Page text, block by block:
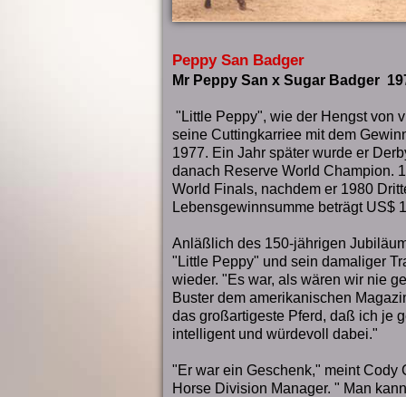
Peppy San Badger
Mr Peppy San x Sugar Badger
"Little Peppy", wie der Hengst von
seine Cuttingkarriee mit dem
1977. Ein Jahr später wurde er
danach Reserve World Champion.
World Finals, nachdem er 1980
Lebensgewinnsumme beträgt US$
Anläßlich des 150-jährigen
"Little Peppy" und sein damaliger
wieder. "Es war, als wären wir nie
Buster dem amerikanischen
das großartigeste Pferd, daß ich je
intelligent und würdevoll dabei."
"Er war ein Geschenk," meint Cody
Horse Division Manager. " Man